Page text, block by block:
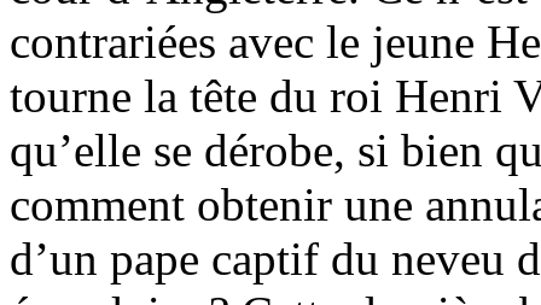
contrariées avec le jeune
tourne la tête du roi Henri
qu’elle se dérobe, si bien
comment obtenir une
d’un pape captif du neveu